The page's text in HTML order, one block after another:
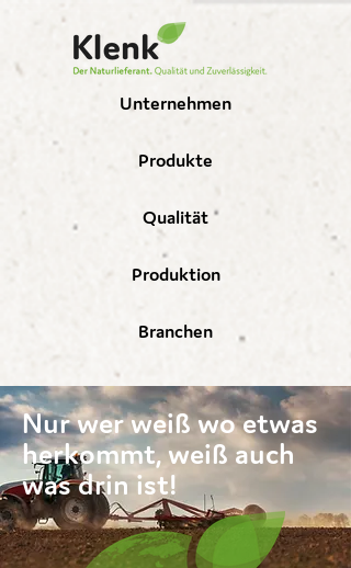
Unternehmen
Produkte
Qualität
Produktion
Branchen
Nur wer weiß wo etwas
herkommt, weiß auch
was drin ist!